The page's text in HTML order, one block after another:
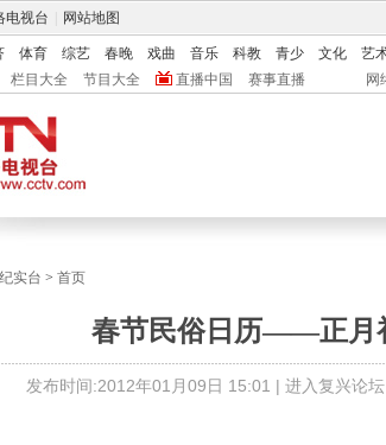
电视台 网站地图
体育 综艺 春晚 戏曲 音乐 科教 青少 文化 艺
栏目大全 节目大全 直播中国 赛事直播 网
纪实台 > 首页
春节民俗日历——正月
发布时间:2012年01月09日 15:01 | 进入复兴论坛